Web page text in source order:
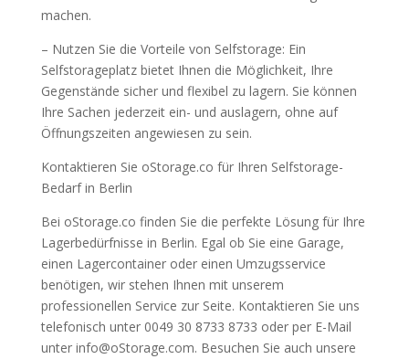
machen.
– Nutzen Sie die Vorteile von Selfstorage: Ein
Selfstorageplatz bietet Ihnen die Möglichkeit, Ihre
Gegenstände sicher und flexibel zu lagern. Sie können
Ihre Sachen jederzeit ein- und auslagern, ohne auf
Öffnungszeiten angewiesen zu sein.
Kontaktieren Sie oStorage.co für Ihren Selfstorage-
Bedarf in Berlin
Bei oStorage.co finden Sie die perfekte Lösung für Ihre
Lagerbedürfnisse in Berlin. Egal ob Sie eine Garage,
einen Lagercontainer oder einen Umzugsservice
benötigen, wir stehen Ihnen mit unserem
professionellen Service zur Seite. Kontaktieren Sie uns
telefonisch unter 0049 30 8733 8733 oder per E-Mail
unter info@oStorage.com. Besuchen Sie auch unsere